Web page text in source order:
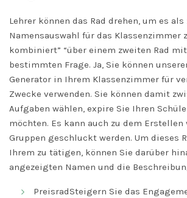
Lehrer können das Rad drehen, um es
Namensauswahl für das Klassenzimmer
kombiniert” “über einem zweiten Rad
bestimmten Frage. Ja, Sie können
Generator in Ihrem Klassenzimmer für
Zwecke verwenden. Sie können damit
Aufgaben wählen, expire Sie Ihren
möchten. Es kann auch zu dem Erstellen
Gruppen geschluckt werden. Um dieses
Ihrem zu tätigen, können Sie darüber
angezeigten Namen und die
PreisradSteigern Sie das